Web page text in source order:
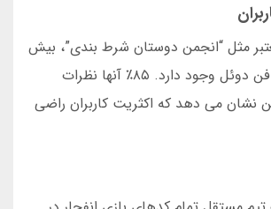
مثل “انجمن دوستان شرط بندی”، بیش
از ۴۰۰۰ نظر درباره فن دوئل وجود دارد. ۸۵٪ آنها نظرات
نشان می دهد که اکثریت کاربران راضی